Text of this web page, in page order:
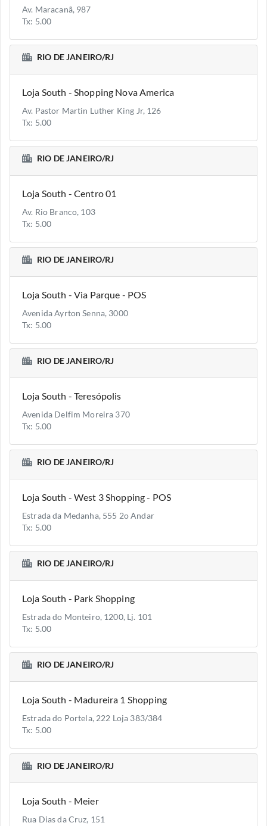
Av. Maracanã, 987
Tx: 5.00
RIO DE JANEIRO/RJ
Loja South - Shopping Nova America
Av. Pastor Martin Luther King Jr, 126
Tx: 5.00
RIO DE JANEIRO/RJ
Loja South - Centro 01
Av. Rio Branco, 103
Tx: 5.00
RIO DE JANEIRO/RJ
Loja South - Via Parque - POS
Avenida Ayrton Senna, 3000
Tx: 5.00
RIO DE JANEIRO/RJ
Loja South - Teresópolis
Avenida Delfim Moreira 370
Tx: 5.00
RIO DE JANEIRO/RJ
Loja South - West 3 Shopping - POS
Estrada da Medanha, 555 2o Andar
Tx: 5.00
RIO DE JANEIRO/RJ
Loja South - Park Shopping
Estrada do Monteiro, 1200, Lj. 101
Tx: 5.00
RIO DE JANEIRO/RJ
Loja South - Madureira 1 Shopping
Estrada do Portela, 222 Loja 383/384
Tx: 5.00
RIO DE JANEIRO/RJ
Loja South - Meier
Rua Dias da Cruz, 151